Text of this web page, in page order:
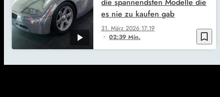
bookmark_border
31. März 2026 17:19
02:39 Min.
es nie zu kaufen gab